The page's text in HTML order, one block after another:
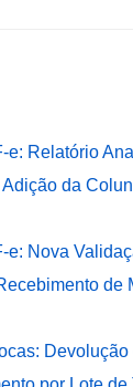
e: Relatório
da
e: Nova
de